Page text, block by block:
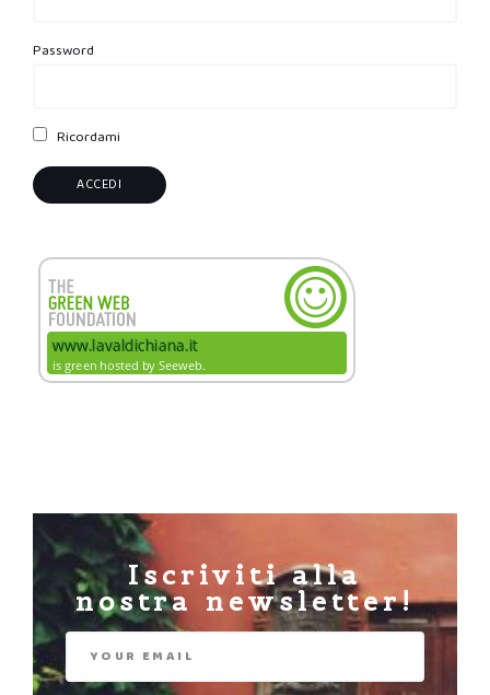
Password
Ricordami
Iscriviti alla
nostra newsletter!